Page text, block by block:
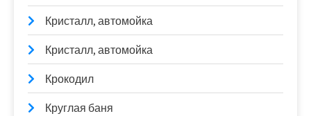
Кристалл, автомойка
Кристалл, автомойка
Крокодил
Круглая баня